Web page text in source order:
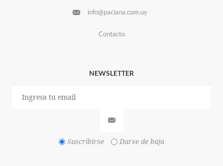
info@paciana.com.uy
Contacto
NEWSLETTER
Suscribirse Darse de baja